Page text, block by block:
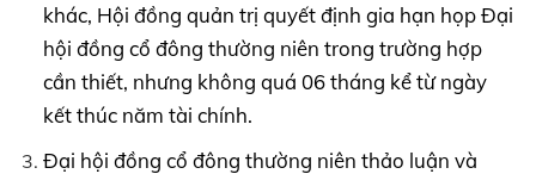
khác, Hội đồng quản trị quyết định gia hạn họp Đại
hội đồng cổ đông thường niên trong trường hợp
cần thiết, nhưng không quá 06 tháng kể từ ngày
kết thúc năm tài chính.
Đại hội đồng cổ đông thường niên thảo luận và